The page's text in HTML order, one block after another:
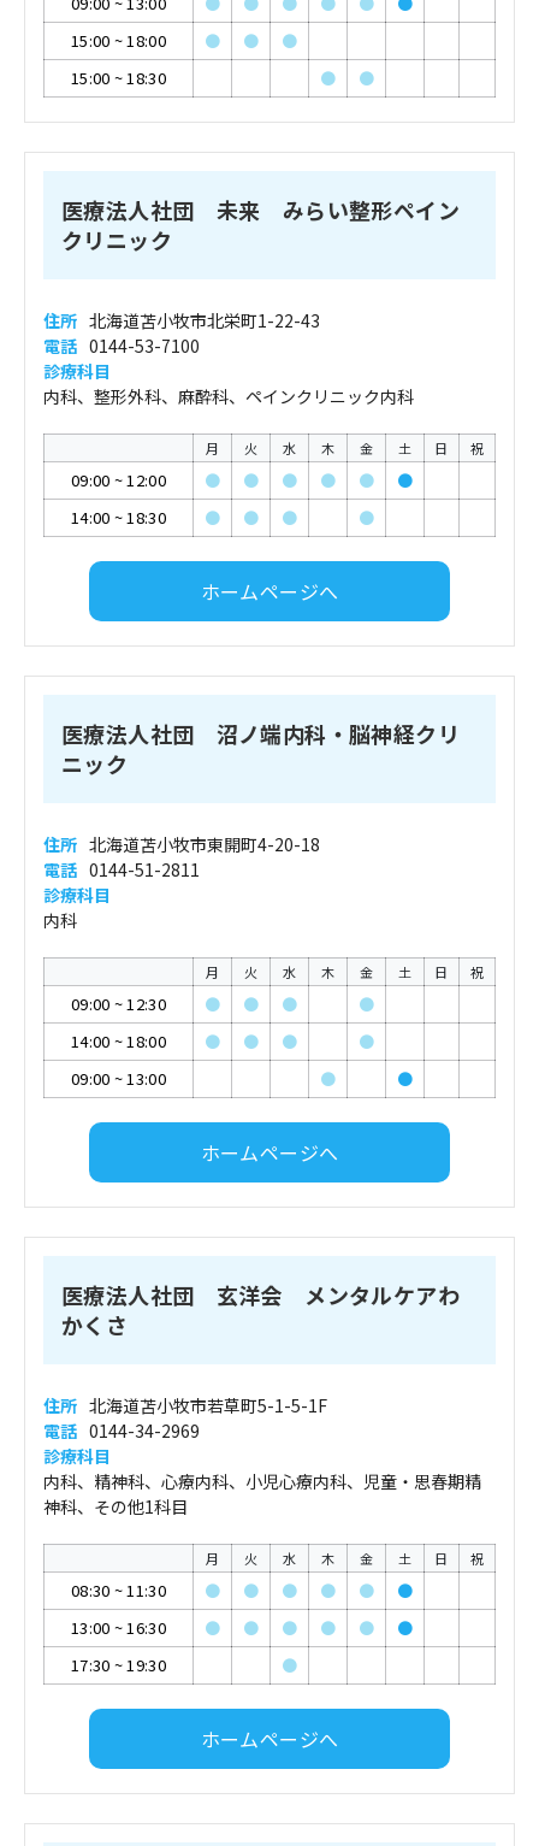
15:00 ~18:00 ● ●
●
15:00 ~18:30 ● ●
医療法人社団 未来 みらい整形ペイン
クリニック
住所 北海道苫小牧市北栄町1-22-43
電話 0144-53-7100
診療科目
内科、整形外科、麻酔科、ペインクリニック内科
月 火 水 木 金 土 日 祝
09:00 ~12:00 ● ● ● ● ●
●
14:00 ~18:30 ● ● ● ●
ホームページへ
医療法人社団 沼ノ端内科・脳神経クリ
ニック
住所 北海道苫小牧市東開町4-20-18
電話 0144-51-2811
診療科目
内科
月 火 水 木 金 土 日 祝
09:00 ~12:30 ● ● ●
●
14:00 ~18:00 ● ● ●
●
09:00 ~13:00 ● ●
ホームページへ
医療法人社団 玄洋会 メンタルケアわ
かくさ
住所 北海道苫小牧市若草町5-1-5-1F
電話 0144-34-2969
診療科目
内科、精神科、心療内科、小児心療内科、児童・思春期精
神科、その他1科目
月 火 水 木 金 土 日 祝
08:30 ~11:30 ● ● ● ● ●
●
13:00 ~16:30 ● ● ● ● ●
●
17:30 ~19:30 ●
ホームページへ